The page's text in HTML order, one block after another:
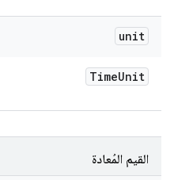
unit
TimeUnit
القيم المُعادة